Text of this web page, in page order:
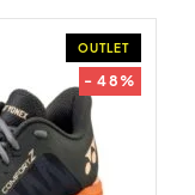
OUTLET
- 48%